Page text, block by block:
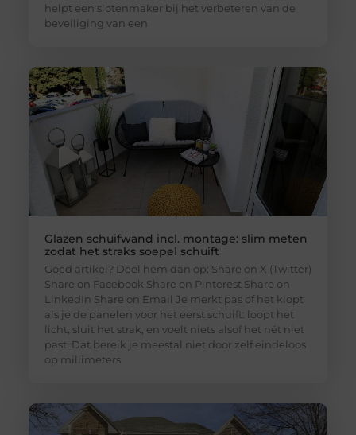
helpt een slotenmaker bij het verbeteren van de
beveiliging van een
Glazen schuifwand incl. montage: slim meten
zodat het straks soepel schuift
Goed artikel? Deel hem dan op: Share on X (Twitter)
Share on Facebook Share on Pinterest Share on
LinkedIn Share on Email Je merkt pas of het klopt
als je de panelen voor het eerst schuift: loopt het
licht, sluit het strak, en voelt niets alsof het nét niet
past. Dat bereik je meestal niet door zelf eindeloos
op millimeters